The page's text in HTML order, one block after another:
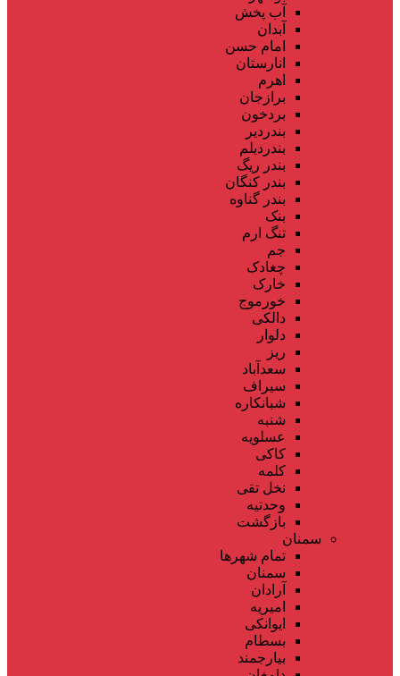
آب پخش
آبدان
امام حسن
انارستان
اهرم
برازجان
بردخون
بندردیر
بندردیلم
بندر ریگ
بندر کنگان
بندر گناوه
بنک
تنگ ارم
جم
چغادک
خارک
خورموج
دالکی
دلوار
ریز
سعدآباد
سیراف
شبانکاره
شنبه
عسلویه
کاکی
کلمه
نخل تقی
وحدتیه
بازگشت
سمنان
تمام شهر‌ها
سمنان
آرادان
امیریه
ایوانکی
بسطام
بیارجمند